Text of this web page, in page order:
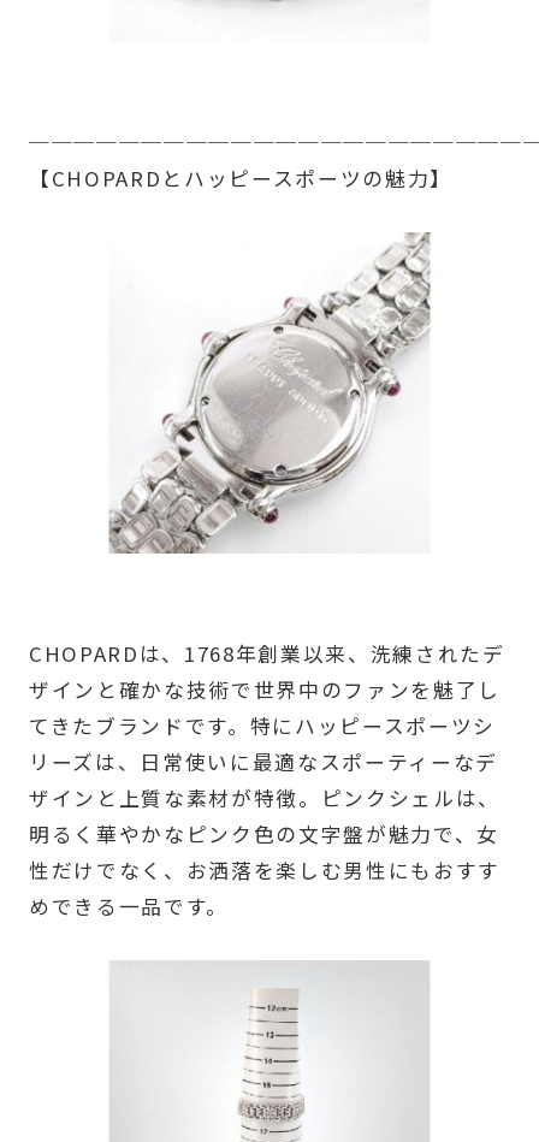
【CHOPARDとハッピースポーツの魅力】
CHOPARDは、1768年創業以来、洗練されたデ
ザインと確かな技術で世界中のファンを魅了し
てきたブランドです。特にハッピースポーツシ
リーズは、日常使いに最適なスポーティーなデ
ザインと上質な素材が特徴。ピンクシェルは、
明るく華やかなピンク色の文字盤が魅力で、女
性だけでなく、お洒落を楽しむ男性にもおすす
めできる一品です。